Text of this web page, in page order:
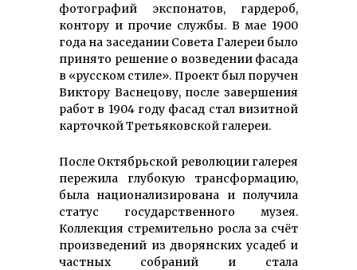
фотографий экспонатов, гардероб,
контору и прочие службы. В мае 1900
года на заседании Совета Галереи было
принято решение о возведении фасада
в «русском стиле». Проект был поручен
Виктору Васнецову, после завершения
работ в 1904 году фасад стал визитной
карточкой Третьяковской галереи.
После Октябрьской революции галерея
пережила глубокую трансформацию,
была национализирована и получила
статус государственного музея.
Коллекция стремительно росла за счёт
произведений из дворянских усадеб и
частных собраний и стала